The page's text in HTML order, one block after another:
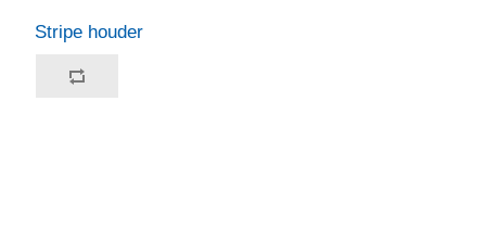
Stripe houder